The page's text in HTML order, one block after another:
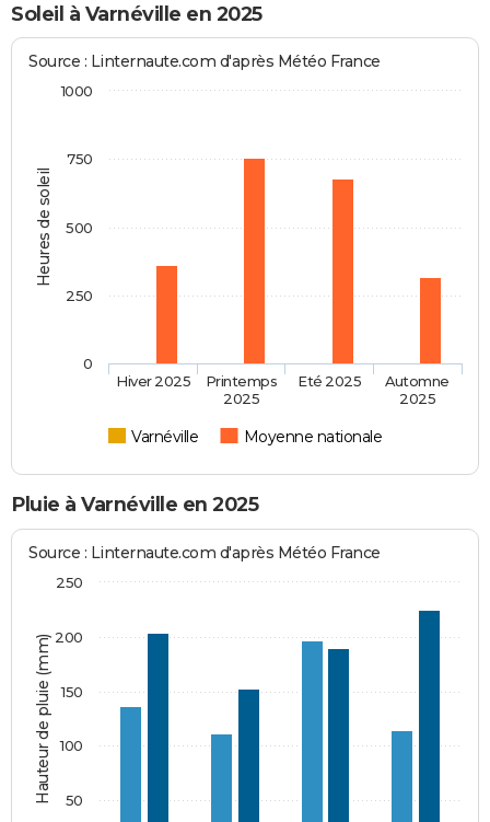
Soleil à Varnéville en 2025
Heures de soleil
Source : Linternaute.com d'après Météo France
Varnéville Moyenne nationale
Hiver 2025
Printemps
2025
Eté 2025
Automne
2025
0
250
500
750
1000
Pluie à Varnéville en 2025
Hauteur de pluie (mm)
Source : Linternaute.com d'après Météo France
50
100
150
200
250